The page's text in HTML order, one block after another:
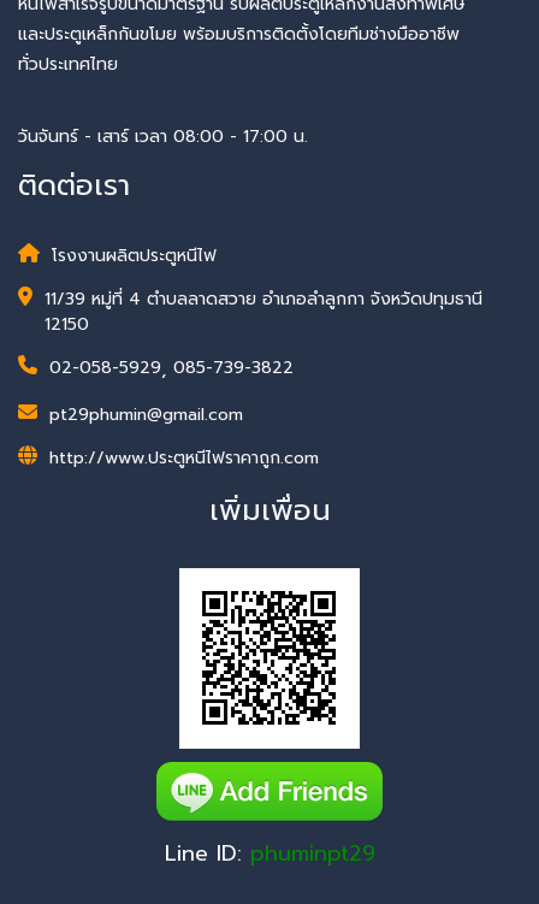
และประตูเหล็กกันขโมย พร้อมบริการติดตั้งโดยทีมช่างมืออาชีพ
ทั่วประเทศไทย
วันจันทร์ - เสาร์ เวลา 08:00 - 17:00 น.
ติดต่อเรา
โรงงานผลิตประตูหนีไฟ
11/39 หมู่ที่ 4 ตำบลลาดสวาย อำเภอลำลูกกา จังหวัดปทุมธานี
12150
02-058-5929, 085-739-3822
pt29phumin@gmail.com
http://www.ประตูหนีไฟราคาถูก.com
เพิ่มเพื่อน
Line ID: phuminpt29